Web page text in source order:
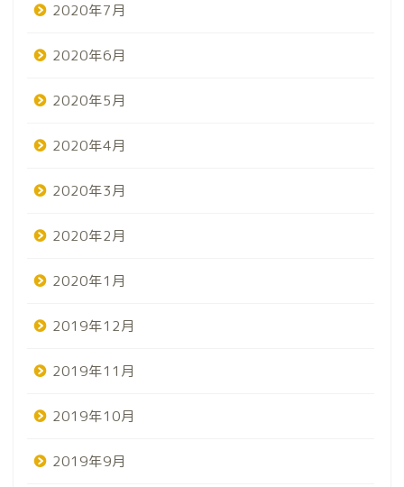
2020年7月
2020年6月
2020年5月
2020年4月
2020年3月
2020年2月
2020年1月
2019年12月
2019年11月
2019年10月
2019年9月